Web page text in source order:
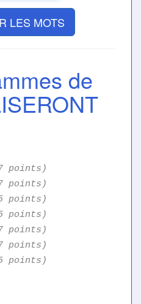
LES MOTS
de
points)
points)
points)
points)
points)
points)
points)